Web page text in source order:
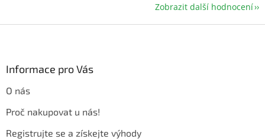
Zobrazit další hodnocení
Informace pro Vás
O nás
Proč nakupovat u nás!
Registrujte se a získejte výhody